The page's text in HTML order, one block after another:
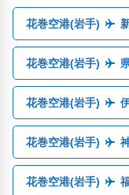
花巻空港(岩手)
花巻空港(岩手)
花巻空港(岩手)
花巻空港(岩手)
花巻空港(岩手)